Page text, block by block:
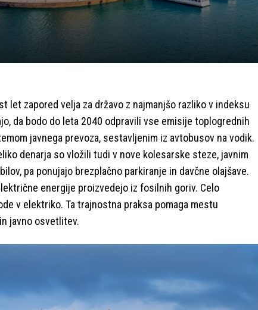
let zapored velja za državo z najmanjšo razliko v indeksu
da bodo do leta 2040 odpravili vse emisije toplogrednih
javnega prevoza, sestavljenim iz avtobusov na vodik.
denarja so vložili tudi v nove kolesarske steze, javnim
pa ponujajo brezplačno parkiranje in davčne olajšave.
energije proizvedejo iz fosilnih goriv. Celo
v elektriko. Ta trajnostna praksa pomaga mestu
javno osvetlitev.